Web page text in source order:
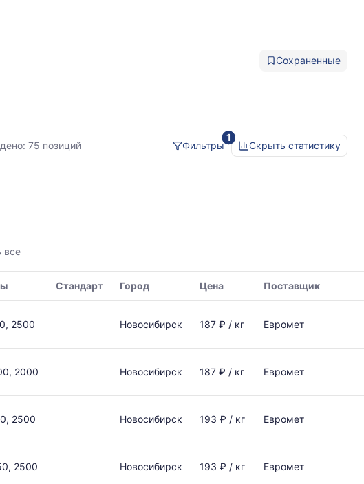
Сохраненные
75 позиций
1
Фильтры
Скрыть статистику
все
Стандарт Город Цена Поставщик
2500 Новосибирск 187 ₽ / кг Евромет
2000 Новосибирск 187 ₽ / кг Евромет
2500 Новосибирск 193 ₽ / кг Евромет
2500 Новосибирск 193 ₽ / кг Евромет